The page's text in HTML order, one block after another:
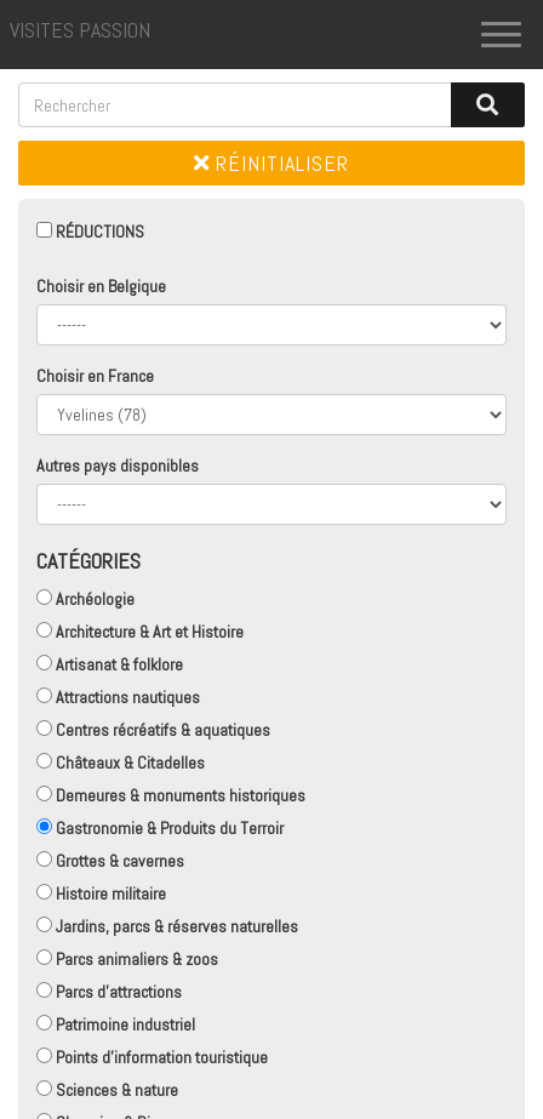
VISITES PASSION
RÉINITIALISER
RÉDUCTIONS
Choisir en Belgique
Choisir en France
Autres pays disponibles
CATÉGORIES
Archéologie
Architecture & Art et Histoire
Artisanat & folklore
Attractions nautiques
Centres récréatifs & aquatiques
Châteaux & Citadelles
Demeures & monuments historiques
Gastronomie & Produits du Terroir
Grottes & cavernes
Histoire militaire
Jardins, parcs & réserves naturelles
Parcs animaliers & zoos
Parcs d'attractions
Patrimoine industriel
Points d'information touristique
Sciences & nature